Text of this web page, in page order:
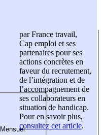
par France travail,
Cap emploi et ses
partenaires pour ses
actions concrètes en
faveur du recrutement,
de l’intégration et de
l’accompagnement de
ses collaborateurs en
situation de handicap.
Pour en savoir plus,
consultez cet article.